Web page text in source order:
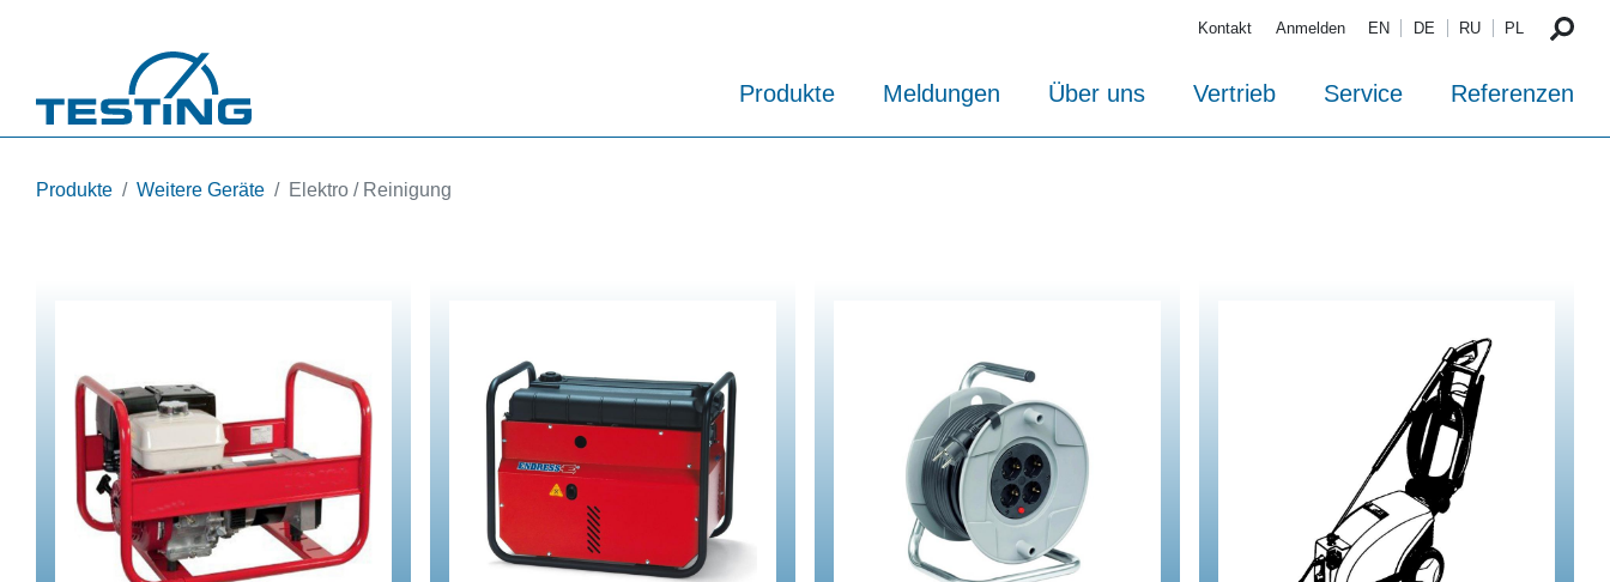
Kontakt Anmelden EN DE RU PL
Produkte Meldungen Über uns Vertrieb Service Referenzen
Produkte Weitere Geräte Elektro / Reinigung